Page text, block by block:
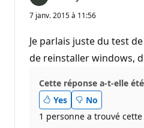
7 janv. 2015 à 11:56
Je parlais juste du test
de reinstaller windows,
Cette réponse a-t-elle
Yes
No
1 personne a trouvé